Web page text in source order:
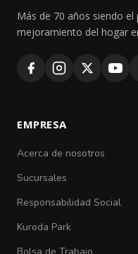
Más de 70 años siendo
mejoramiento del hogar
EMPRESA
Acerca de nosotros
Sucursales
Responsabilidad Social
Kuroda Park